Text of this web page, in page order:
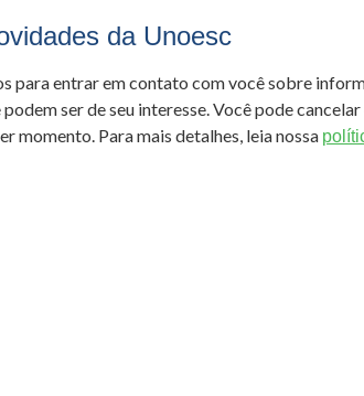
da Unoesc
para entrar em contato com você sobre
ser de seu interesse. Você pode
momento. Para mais detalhes, leia nossa